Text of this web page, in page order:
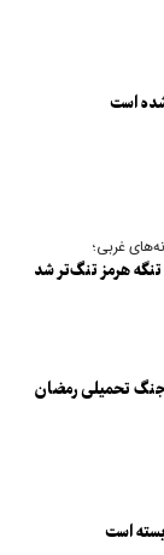
است
غربی؛
هرمز تنگ‌تر شد
جنگ تحمیلی رمضان
است